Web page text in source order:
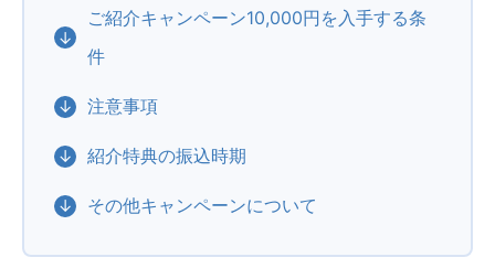
ご紹介キャンペーン10,000円を入手する条
件
注意事項
紹介特典の振込時期
その他キャンペーンについて